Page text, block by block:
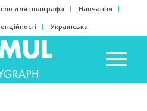
для поліграфа
Навчання
Українська